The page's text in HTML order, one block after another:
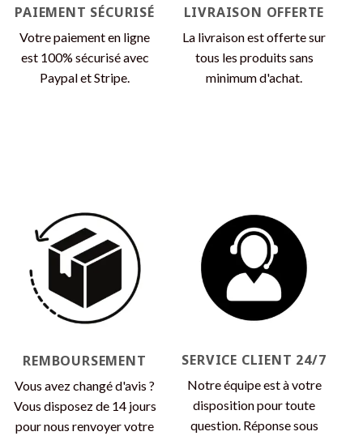
du
produit
produit
PAIEMENT SÉCURISÉ
Votre paiement en ligne
est 100% sécurisé avec
Paypal et Stripe.
LIVRAISON OFFERTE
La livraison est offerte sur
tous les produits sans
minimum d'achat.
REMBOURSEMENT
Vous avez changé d'avis ?
Vous disposez de 14 jours
pour nous renvoyer votre
SERVICE CLIENT 24/7
Notre équipe est à votre
disposition pour toute
question. Réponse sous